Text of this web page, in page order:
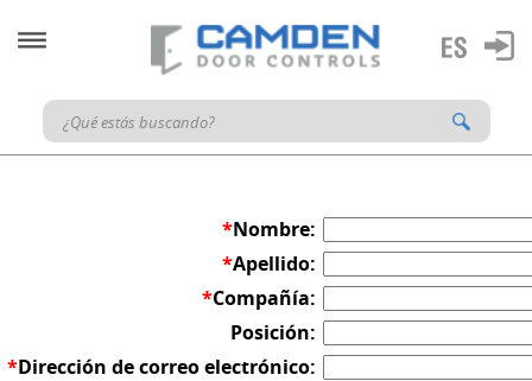
*Nombre:
*Apellido:
*Compañía:
Posición:
*Dirección de correo electrónico: